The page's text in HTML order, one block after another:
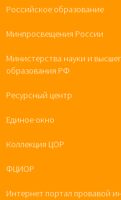
Российское образование
Минпросвещения России
Министерства науки и
образования РФ
Ресурсный центр
Единое окно
Коллекция ЦОР
ФЦИОР
Интернет портал провавой